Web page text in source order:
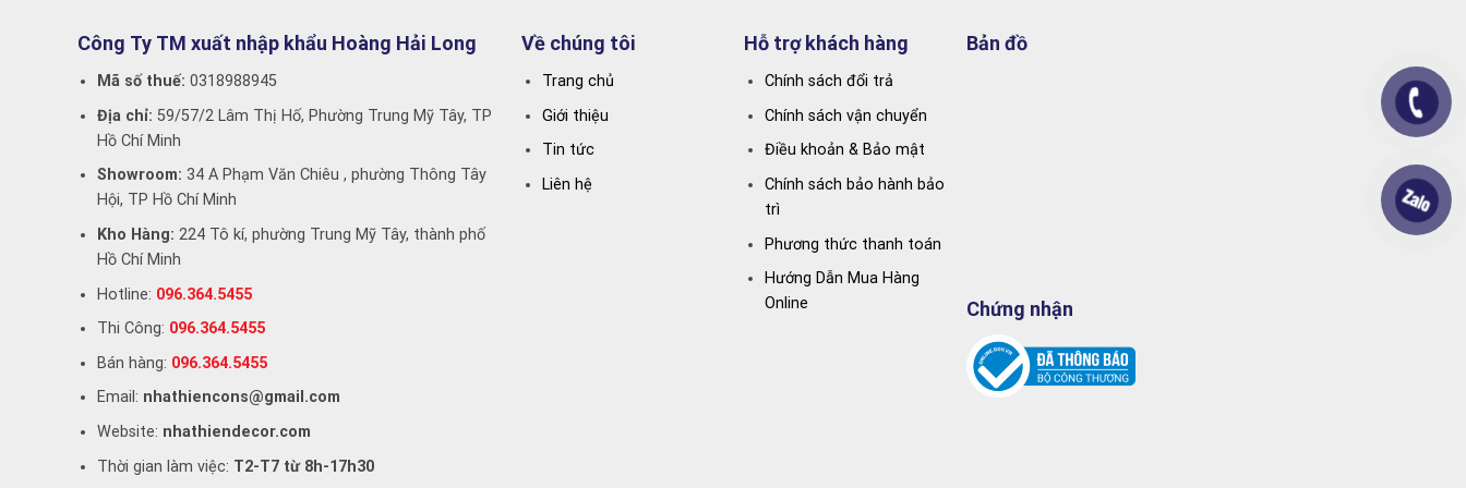
Công Ty TM xuất nhập khẩu Hoàng Hải Long
Mã số thuế: 0318988945
Địa chỉ: 59/57/2 Lâm Thị Hố, Phường Trung Mỹ Tây, TP
Hồ Chí Minh
Showroom: 34 A Phạm Văn Chiêu , phường Thông Tây
Hội, TP Hồ Chí Minh
Kho Hàng: 224 Tô kí, phường Trung Mỹ Tây, thành phố
Hồ Chí Minh
Hotline: 096.364.5455
Thi Công: 096.364.5455
Bán hàng: 096.364.5455
Email: nhathiencons@gmail.com
Website: nhathiendecor.com
Thời gian làm việc: T2-T7 từ 8h-17h30
Về chúng tôi
Trang chủ
Giới thiệu
Tin tức
Liên hệ
Hỗ trợ khách hàng
Chính sách đổi trả
Chính sách vận chuyển
Điều khoản & Bảo mật
Chính sách bảo hành bảo
trì
Phương thức thanh toán
Hướng Dẫn Mua Hàng
Online
Bản đồ
Chứng nhận